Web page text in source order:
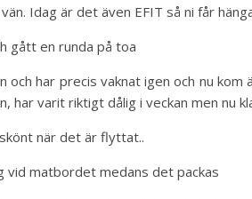
Idag är det även EFIT så ni får
gått en runda på toa
och har precis vaknat igen och nu
har varit riktigt dålig i veckan men nu
när det är flyttat..
matbordet medans det packas